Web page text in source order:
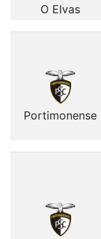
O Elvas
Portimonense